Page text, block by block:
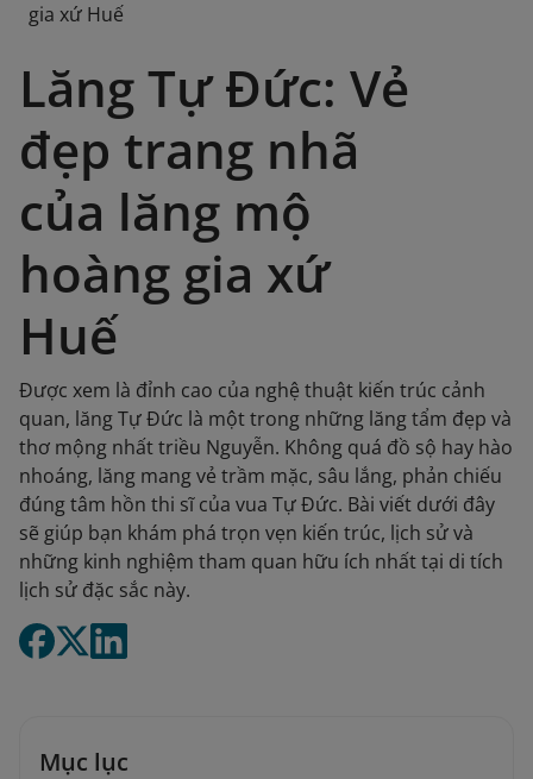
gia xứ Huế
Lăng Tự Đức: Vẻ
đẹp trang nhã
của lăng mộ
hoàng gia xứ
Huế
Được xem là đỉnh cao của nghệ thuật kiến trúc cảnh
quan, lăng Tự Đức là một trong những lăng tẩm đẹp và
thơ mộng nhất triều Nguyễn. Không quá đồ sộ hay hào
nhoáng, lăng mang vẻ trầm mặc, sâu lắng, phản chiếu
đúng tâm hồn thi sĩ của vua Tự Đức. Bài viết dưới đây
sẽ giúp bạn khám phá trọn vẹn kiến trúc, lịch sử và
những kinh nghiệm tham quan hữu ích nhất tại di tích
lịch sử đặc sắc này.
Mục lục